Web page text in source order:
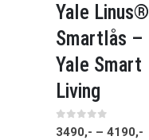
Yale Linus®
Smartlås –
Yale Smart
Living
0 av 5
3490,- – 4190,-